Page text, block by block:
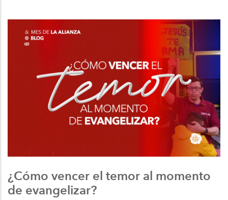
la
navegación
¿Cómo vencer el temor al momento
de evangelizar?